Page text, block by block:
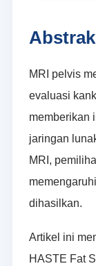
Abstrak
MRI pelvis
evaluasi
memberikan
jaringan
MRI,
dihasilkan.
Artikel ini
HASTE Fat